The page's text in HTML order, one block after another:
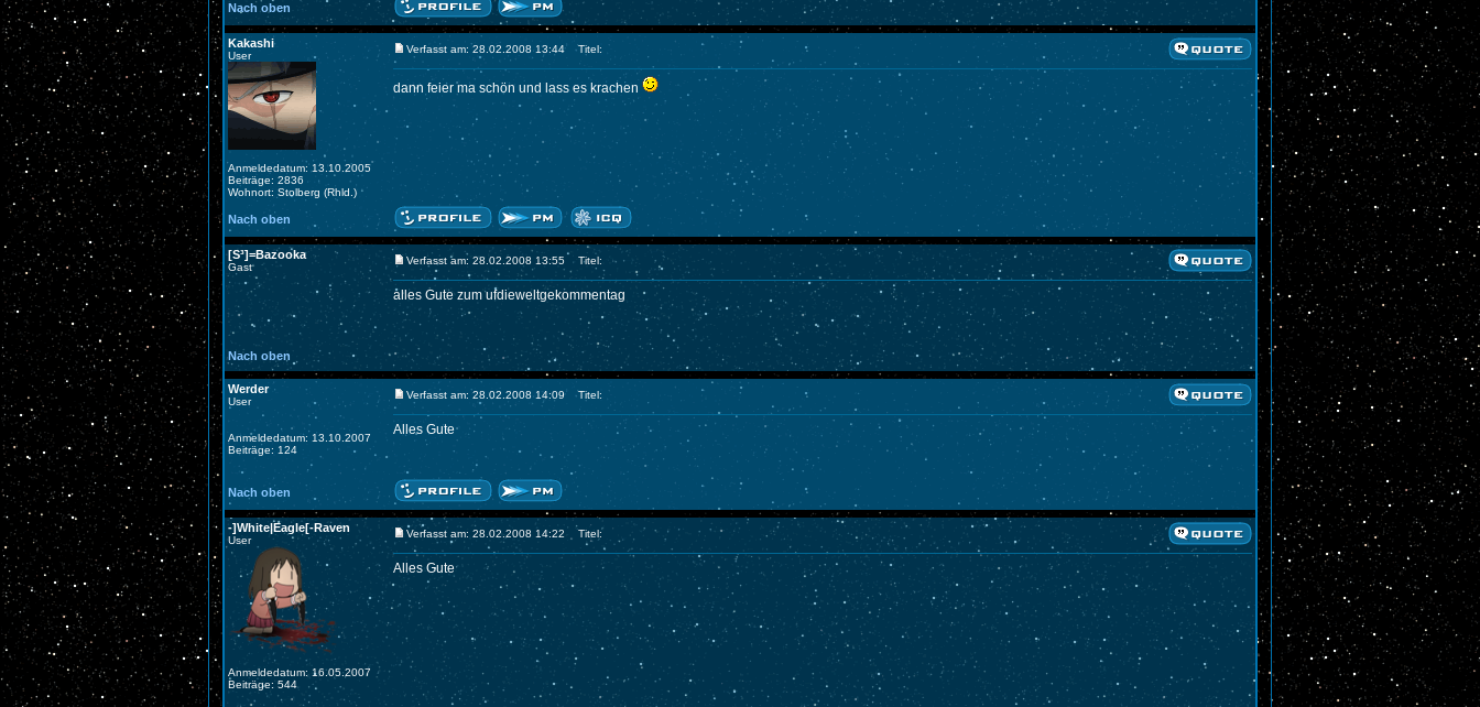
Nach oben
Kakashi
User
Anmeldedatum: 13.10.2005
Beiträge: 2836
Wohnort: Stolberg (Rhld.)
Verfasst am: 28.02.2008 13:44 Titel:
dann feier ma schön und lass es krachen
Nach oben
[S³]=Bazooka
Gast
Verfasst am: 28.02.2008 13:55 Titel:
alles Gute zum ufdieweltgekommentag
Nach oben
Werder
User
Anmeldedatum: 13.10.2007
Beiträge: 124
Verfasst am: 28.02.2008 14:09 Titel:
Alles Gute
Nach oben
-]White|Eagle[-Raven
User
Anmeldedatum: 16.05.2007
Beiträge: 544
Verfasst am: 28.02.2008 14:22 Titel:
Alles Gute